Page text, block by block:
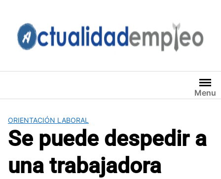
contenido
Menu
ORIENTACIÓN LABORAL
Se puede despedir a
una trabajadora